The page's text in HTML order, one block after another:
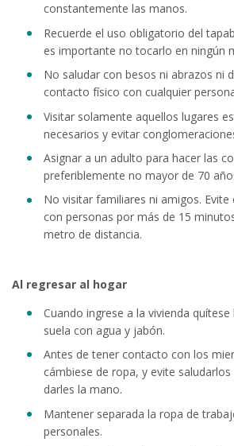
constantemente las manos.
Recuerde el uso obligatorio del
es importante no tocarlo en ningún
No saludar con besos ni abrazos ni
contacto físico con cualquier
Visitar solamente aquellos lugares
necesarios y evitar
Asignar a un adulto para hacer las
preferiblemente no mayor de 70
No visitar familiares ni amigos. Evite
con personas por más de 15
metro de distancia.
Al regresar al hogar
Cuando ingrese a la vivienda
suela con agua y jabón.
Antes de tener contacto con los
cámbiese de ropa, y evite
darles la mano.
Mantener separada la ropa de
personales.